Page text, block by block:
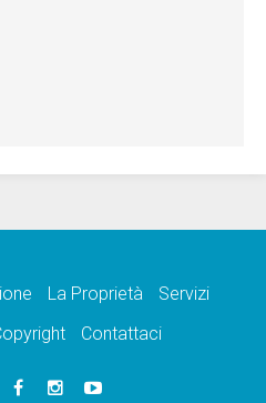
La Proprietà
Servizi
Contattaci